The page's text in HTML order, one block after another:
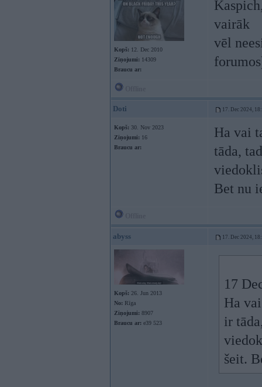
Kopš: 12. Dec 2010
Ziņojumi: 14309
Braucu ar:
vairāk
vēl
Doti 17. Dec 2024,
Kopš: 30. Nov 2023
Ziņojumi: 16
Braucu ar:
Ha vai
tāda,
Bet nu
abyss 17. Dec 2024,
Kopš: 26. Jun 2013
No: Rīga
Ziņojumi: 8907
Braucu ar: e39 523
17
Ha
ir
šeit.